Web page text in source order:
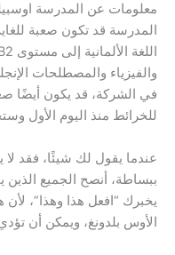
معلومات عن المدرسة
المدرسة قد تكون صعبة
والفيزياء والمصطلحات
في الشركة، قد يكون أيضًا
للخرائط منذ اليوم الأول
عندما يقول لك شيئًا، فقد لا
ببساطة، أنصح الجميع
يخبرك “افعل هذا وهذا”، لأن
الأوس بلدونغ، ويمكن أن